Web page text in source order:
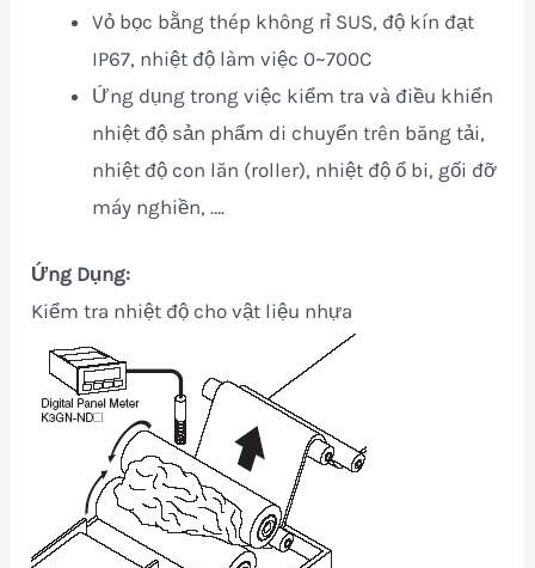
Vỏ bọc bằng thép không rỉ SUS, độ kín đạt
IP67, nhiệt độ làm việc 0~700C
Ứng dụng trong việc kiểm tra và điều khiển
nhiệt độ sản phẩm di chuyển trên băng tải,
nhiệt độ con lăn (roller), nhiệt độ ổ bi, gối đỡ
máy nghiền, ….
Ứng Dụng:
Kiểm tra nhiệt độ cho vật liệu nhựa